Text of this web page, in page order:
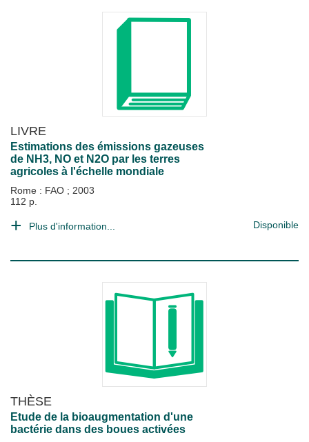
LIVRE
Estimations des émissions gazeuses
de NH3, NO et N2O par les terres
agricoles à l'échelle mondiale
Rome : FAO ; 2003
112 p.
Plus d'information... Disponible
THÈSE
Etude de la bioaugmentation d'une
bactérie dans des boues activées